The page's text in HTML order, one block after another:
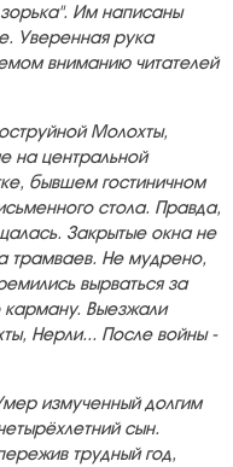
Им написаны
Уверенная рука
вниманию читателей
Молохты,
на центральной
бывшем гостиничном
стола. Правда,
Закрытые окна не
трамваев. Не мудрено,
вырваться за
карману. Выезжали
Нерли... После войны -
измученный долгим
сын.
трудный год,